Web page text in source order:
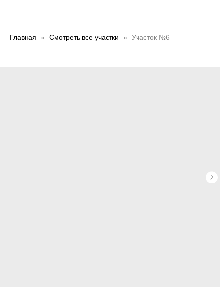
Главная Смотреть все участки Участок №6